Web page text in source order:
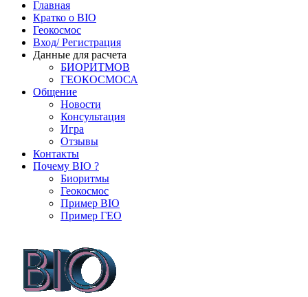
Главная
Кратко о BIO
Геокосмос
Вход/ Регистрация
Данные для расчета
БИОРИТМОВ
ГЕОКОСМОСА
Общение
Новости
Консультация
Игра
Отзывы
Контакты
Почему BIO ?
Биоритмы
Геокосмос
Пример BIO
Пример ГЕО